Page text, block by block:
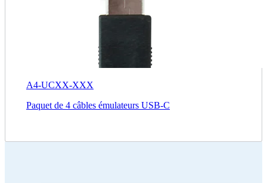
A4-UCXX-XXX
Paquet de 4 câbles émulateurs USB-C